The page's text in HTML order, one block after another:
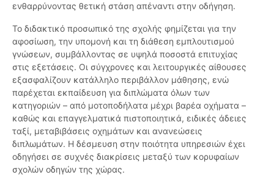
ενθαρρύνοντας θετική στάση απέναντι στην οδήγηση.
Το διδακτικό προσωπικό της σχολής φημίζεται για την
αφοσίωση, την υπομονή και τη διάθεση εμπλουτισμού
γνώσεων, συμβάλλοντας σε υψηλά ποσοστά επιτυχίας
στις εξετάσεις. Οι σύγχρονες και λειτουργικές αίθουσες
εξασφαλίζουν κατάλληλο περιβάλλον μάθησης, ενώ
παρέχεται εκπαίδευση για διπλώματα όλων των
κατηγοριών – από μοτοποδήλατα μέχρι βαρέα οχήματα –
καθώς και επαγγελματικά πιστοποιητικά, ειδικές άδειες
ταξί, μεταβιβάσεις οχημάτων και ανανεώσεις
διπλωμάτων. Η δέσμευση στην ποιότητα υπηρεσιών έχει
οδηγήσει σε συχνές διακρίσεις μεταξύ των κορυφαίων
σχολών οδηγών της χώρας.